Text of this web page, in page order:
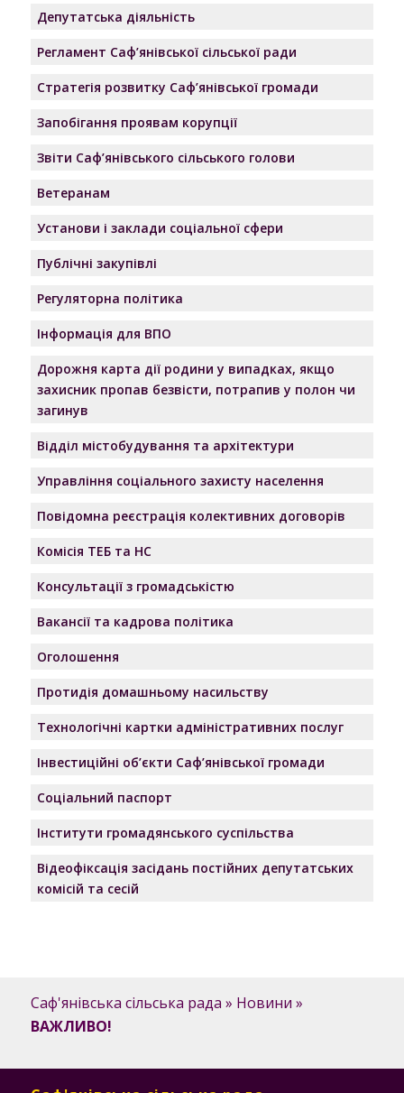
Депутатська діяльність
Регламент Саф’янівської сільської ради
Стратегія розвитку Саф’янівської громади
Запобігання проявам корупції
Звіти Саф’янівського сільського голови
Ветеранам
Установи і заклади соціальної сфери
Публічні закупівлі
Регуляторна політика
Інформація для ВПО
Дорожня карта дії родини у випадках, якщо
захисник пропав безвісти, потрапив у полон чи
загинув
Відділ містобудування та архітектури
Управління соціального захисту населення
Повідомна реєстрація колективних договорів
Комісія ТЕБ та НС
Консультації з громадськістю
Вакансії та кадрова політика
Оголошення
Протидія домашньому насильству
Технологічні картки адміністративних послуг
Інвестиційні об’єкти Саф’янівської громади
Соціальний паспорт
Інститути громадянського суспільства
Відеофіксація засідань постійних депутатських
комісій та сесій
Саф'янівська сільська рада » Новини »
ВАЖЛИВО!